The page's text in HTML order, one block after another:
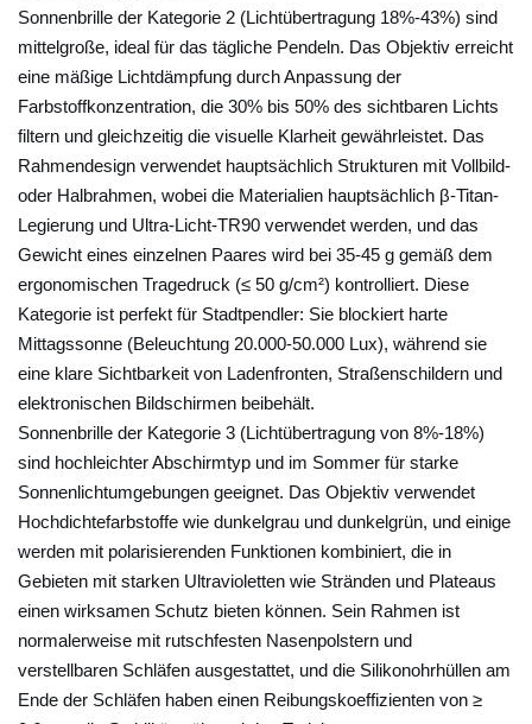
?
2
V
e
r
s
c
h
i
e
d
e
e
A
r
t
e
n
v
o
n
Sonnenbrille der Kategorie 2 (Lichtübertragung 18%-43%) sind
mittelgroße, ideal für das tägliche Pendeln. Das Objektiv erreicht
eine mäßige Lichtdämpfung durch Anpassung der
Farbstoffkonzentration, die 30% bis 50% des sichtbaren Lichts
filtern und gleichzeitig die visuelle Klarheit gewährleistet. Das
Rahmendesign verwendet hauptsächlich Strukturen mit Vollbild-
oder Halbrahmen, wobei die Materialien hauptsächlich β-Titan-
Legierung und Ultra-Licht-TR90 verwendet werden, und das
Gewicht eines einzelnen Paares wird bei 35-45 g gemäß dem
ergonomischen Tragedruck (≤ 50 g/cm²) kontrolliert. Diese
Kategorie ist perfekt für Stadtpendler: Sie blockiert harte
Mittagssonne (Beleuchtung 20.000-50.000 Lux), während sie
eine klare Sichtbarkeit von Ladenfronten, Straßenschildern und
elektronischen Bildschirmen beibehält.
Sonnenbrille der Kategorie 3 (Lichtübertragung von 8%-18%)
sind hochleichter Abschirmtyp und im Sommer für starke
Sonnenlichtumgebungen geeignet. Das Objektiv verwendet
Hochdichtefarbstoffe wie dunkelgrau und dunkelgrün, und einige
werden mit polarisierenden Funktionen kombiniert, die in
Gebieten mit starken Ultravioletten wie Stränden und Plateaus
einen wirksamen Schutz bieten können. Sein Rahmen ist
normalerweise mit rutschfesten Nasenpolstern und
verstellbaren Schläfen ausgestattet, und die Silikonohrhüllen am
Ende der Schläfen haben einen Reibungskoeffizienten von ≥